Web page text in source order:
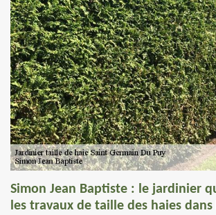
Simon Jean Baptiste : le jardinier
les travaux de taille des haies